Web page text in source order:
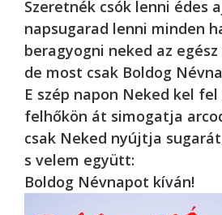
Szeretnék csók lenni édes
napsugarad lenni minden
beragyogni neked az
de most csak Boldog
E szép napon Neked kel fel
felhőkön át simogatja
csak Neked nyújtja
s velem együtt:
Boldog Névnapot kíván!